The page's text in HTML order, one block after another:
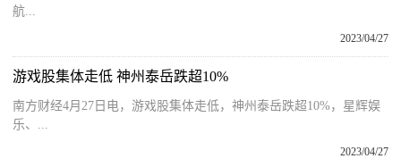
航...
2023/04/27
游戏股集体走低 神州泰岳跌超10%
南方财经4月27日电，游戏股集体走低，神州泰岳跌超10%，星辉娱
乐、...
2023/04/27